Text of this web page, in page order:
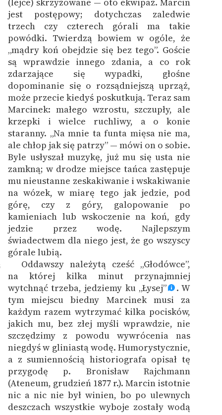
jest postępowy; dotychczas zaledwie
trzech czy czterech górali ma takie
powódki. Twierdzą bowiem w ogóle, że
„mądry koń obejdzie się bez tego”. Goście
są wprawdzie innego zdania, a co rok
zdarzające się wypadki, głośne
dopominanie się o rozsądniejszą uprząż,
może przecie kiedyś poskutkują. Teraz sam
Marcinek: małego wzrostu, szczupły, ale
krzepki i wielce ruchliwy, a o konie
staranny. „Na mnie ta funta mięsa nie ma,
ale chłop jak się patrzy” — mówi on o sobie.
Byle usłyszał muzykę, już mu się usta nie
zamkną; w drodze miejsce tańca zastępuje
mu nieustanne zeskakiwanie i wskakiwanie
na wózek, w miarę tego jak jedzie, pod
górę, czy z góry, galopowanie po
kamieniach lub wskoczenie na koń, gdy
jedzie przez wodę. Najlepszym
świadectwem dla niego jest, że go wszyscy
górale lubią.
Oddawszy należytą cześć „Głodówce”,
na której kilka minut przynajmniej
wytchnąć trzeba, jedziemy ku „Łysej”
. W
tym miejscu biedny Marcinek musi za
każdym razem wytrzymać kilka pocisków,
jakich mu, bez złej myśli wprawdzie, nie
szczędzimy z powodu wywrócenia nas
niegdyś w gliniastą wodę. Humorystycznie,
a z sumiennością historiografa opisał tę
przygodę p. Bronisław Rajchmann
(Ateneum, grudzień 1877 r.). Marcin istotnie
nic a nic nie był winien, bo po ulewnych
deszczach wszystkie wyboje zostały wodą